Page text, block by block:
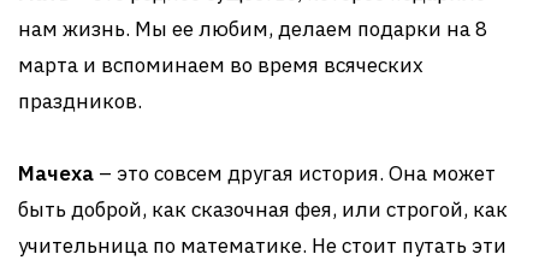
нам жизнь. Мы ее любим, делаем подарки на 8
марта и вспоминаем во время всяческих
праздников.
Мачеха – это совсем другая история. Она может
быть доброй, как сказочная фея, или строгой, как
учительница по математике. Не стоит путать эти